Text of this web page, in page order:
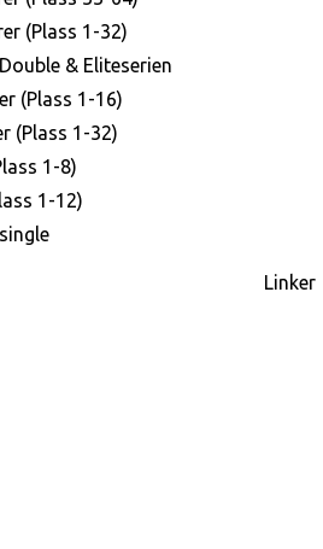
(Plass 1-32)
& Eliteserien
(Plass 1-16)
(Plass 1-32)
1-8)
1-12)
Linker